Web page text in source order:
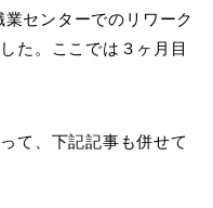
センターでのリワーク
た。ここでは３ヶ月目
て、下記記事も併せて